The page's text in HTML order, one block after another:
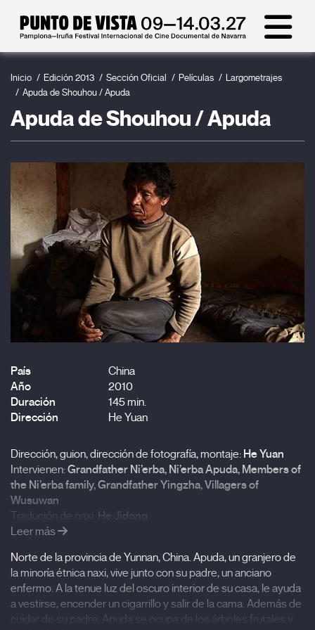
Inicio Edición 2013 Sección Oficial Películas
Largometrajes
Apuda de Shouhou / Apuda
Apuda de Shouhou / Apuda
País
China
Año
2010
Duración
145 min.
Dirección
He Yuan
Dirección, guion, dirección de fotografía, montaje: He Yuan
Intervienen:Grandfather Ni’erba, Ni’erba Apuda, Members of
the Ni’erba family, Grandfather Yingzha, Villagers of
Wusuwan
Tradución de naxi: He Jidong
Traducción de ingles y subtítulos:
Satoru, Yi Sicheng, He Shangli, Cui Changjian, Yan Junjie,
Fujiko Asako, Ji Dan, Sha Qing, Lü Bing, Zhu XiaoGuang,
Colin Flahive
Agradecimientos especiales:Yunnan Academy of Social
Leer más
Norte de la provincia de Yunnan, China. Apuda, un granjero de
la minoría étnica naxi, vive junto con su padre, un anciano
enfermo. A la tenue luz del oscuro interior de su casa, le ayuda
a vestirse, encender un cigarrillo y salir de la cama. Además de
cuidar de su padre, Apuda se ocupa de los árboles frutales y